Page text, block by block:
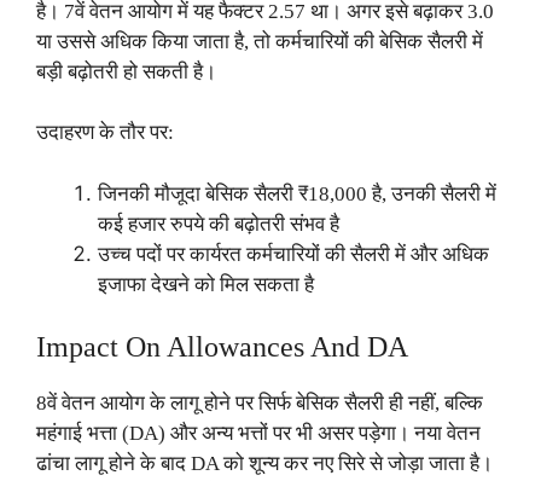
है। 7वें वेतन आयोग में यह फैक्टर 2.57 था। अगर इसे बढ़ाकर 3.0
या उससे अधिक किया जाता है, तो कर्मचारियों की बेसिक सैलरी में
बड़ी बढ़ोतरी हो सकती है।
उदाहरण के तौर पर:
जिनकी मौजूदा बेसिक सैलरी ₹18,000 है, उनकी सैलरी में
कई हजार रुपये की बढ़ोतरी संभव है
उच्च पदों पर कार्यरत कर्मचारियों की सैलरी में और अधिक
इजाफा देखने को मिल सकता है
Impact On Allowances And DA
8वें वेतन आयोग के लागू होने पर सिर्फ बेसिक सैलरी ही नहीं, बल्कि
महंगाई भत्ता (DA) और अन्य भत्तों पर भी असर पड़ेगा। नया वेतन
ढांचा लागू होने के बाद DA को शून्य कर नए सिरे से जोड़ा जाता है।